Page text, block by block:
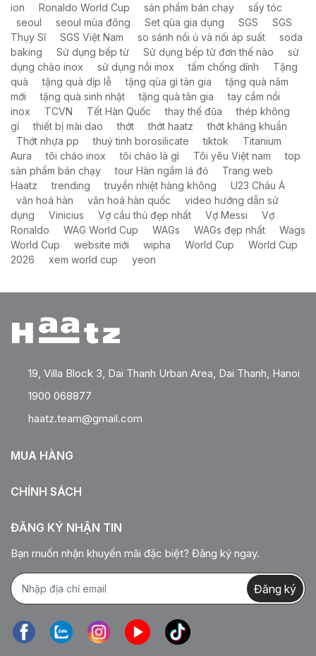
ion
Ronaldo World Cup sản phẩm bán chạy
sấy tóc
seoul
seoul mùa đông Set qùa gia dụng SGS
SGS
Thụy Sĩ
SGS Việt Nam so sánh nồi ủ và nối áp suất
soda
baking
Sử dụng bếp từ Sử dụng bếp từ đơn thế nào
sử
dụng chảo inox
sử dụng nồi inox tấm chống dính
Tặng
quà
tặng quà dịp lễ tặng qùa gì tân gia
tặng quà năm
mới
tặng quà sinh nhật tặng quà tân gia
tay cầm nồi
inox
TCVN Tết Hàn Quốc thay thế đũa
thép không
gỉ
thiết bị mài dao thớt thớt haatz
thớt kháng khuẩn
Thớt nhựa pp
thuỷ tinh borosilicate tiktok
Titanium
Aura
tôi chảo inox tôi chảo là gì Tôi yêu Việt nam
top
sản phẩm bán chạy
tour Hàn ngắm lá đỏ
Trang web
Haatz
trending truyền nhiệt hàng không
U23 Châu Á
văn hoá hàn
văn hoá hàn quốc
video hướng dẫn sử
dụng
Vinicius Vợ cầu thủ đẹp nhất Vợ Messi
Vợ
Ronaldo
WAG World Cup WAGs WAGs đẹp nhất
Wags
World Cup
website mới wipha World Cup
World Cup
2026
xem world cup yeon
19, Villa Block 3, Dai Thanh Urban Area, Dai Thanh, Hanoi
1900 068877
haatz.team@gmail.com
MUA HÀNG
CHÍNH SÁCH
ĐĂNG KÝ NHẬN TIN
Bạn muốn nhận khuyến mãi đặc biệt? Đăng ký ngay.
Đăng ký